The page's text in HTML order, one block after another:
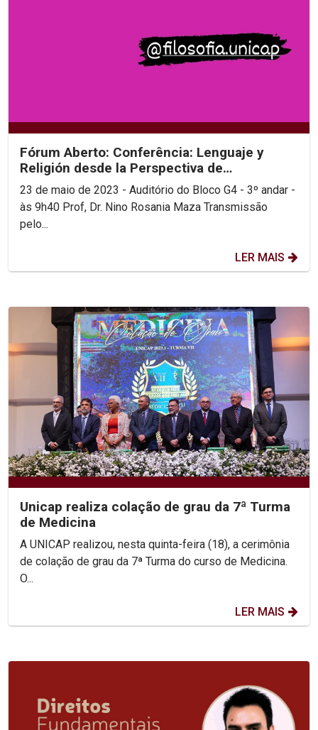
Fórum Aberto: Conferência: Lenguaje y
Religión desde la Perspectiva de
Wittgenstein
23 de maio de 2023 - Auditório do Bloco G4 - 3º andar -
às 9h40 Prof, Dr. Nino Rosania Maza Transmissão
pelo...
LER MAIS
Unicap realiza colação de grau da 7ª Turma
de Medicina
A UNICAP realizou, nesta quinta-feira (18), a cerimônia
de colação de grau da 7ª Turma do curso de Medicina.
O...
LER MAIS